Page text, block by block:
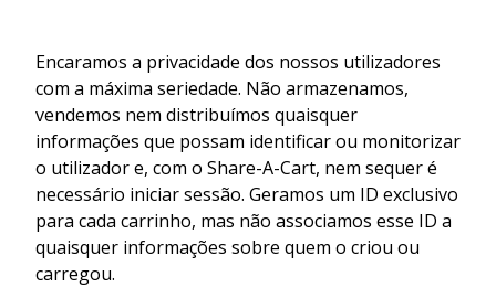
Encaramos a privacidade dos nossos utilizadores
com a máxima seriedade. Não armazenamos,
vendemos nem distribuímos quaisquer
informações que possam identificar ou monitorizar
o utilizador e, com o Share-A-Cart, nem sequer é
necessário iniciar sessão. Geramos um ID exclusivo
para cada carrinho, mas não associamos esse ID a
quaisquer informações sobre quem o criou ou
carregou.